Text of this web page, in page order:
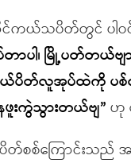
ကယ်သပိတ်တွင် ပါဝ
၊ မြို့ပတ်တယ်ဗျာ
ယ်ပိတ်လူအုပ်ထဲကို ပ
းကွဲသွားတယ်ဗျ” ဟု
ောင်းသည် အစိုးရ